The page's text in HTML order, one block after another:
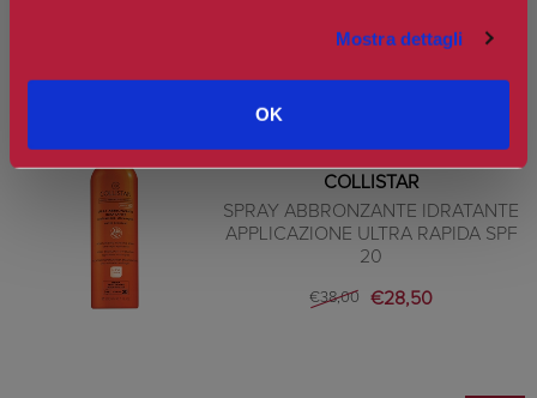
Mostra dettagli
OK
PRODOTTI CORRELATI
COLLISTAR
SPRAY ABBRONZANTE IDRATANTE
APPLICAZIONE ULTRA RAPIDA SPF
20
€38,00 €28,50